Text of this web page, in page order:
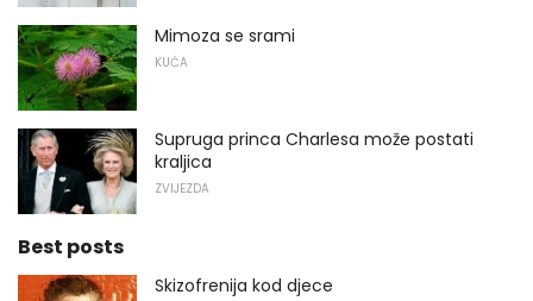
Mimoza se srami
KUĆA
Supruga princa Charlesa može postati
kraljica
ZVIJEZDA
Best posts
Skizofrenija kod djece